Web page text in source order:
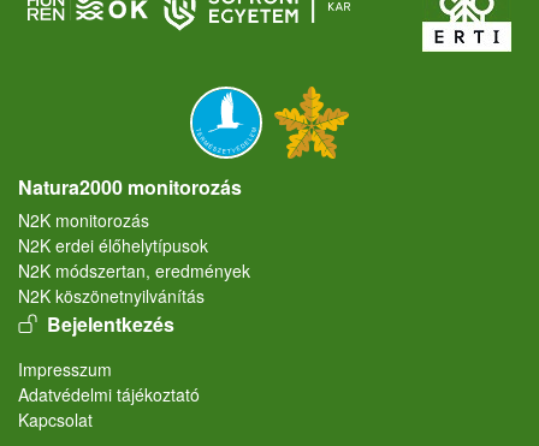
Natura2000 monitorozás
N2K monitorozás
N2K erdei élőhelytípusok
N2K módszertan, eredmények
N2K köszönetnyilvánítás
User account menu
Bejelentkezés
Lábléc
Impresszum
Adatvédelmi tájékoztató
Kapcsolat